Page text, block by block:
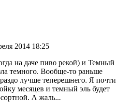
2014 18:25
на даче пиво рекой) и Темный
темного. Вообще-то раньше
лучше теперешнего. Я почти
месяцев и темный эль будет
А жаль...